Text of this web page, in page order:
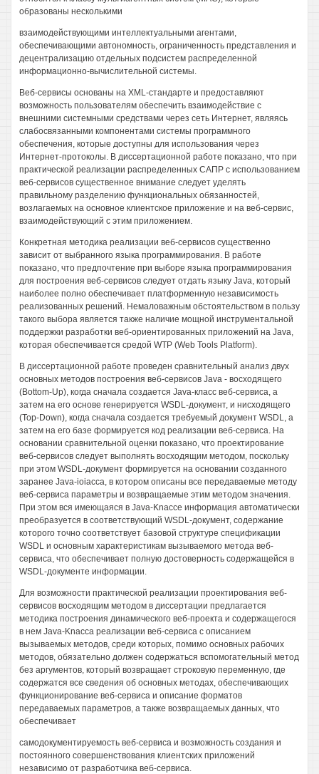
образованы несколькими
взаимодействующими интеллектуальными агентами,
обеспечивающими автономность, ограниченность представления и
децентрализацию отдельных подсистем распределенной
информационно-вычислительной системы.
Веб-сервисы основаны на XML-стандарте и предоставляют
возможность пользователям обеспечить взаимодействие с
внешними системными средствами через сеть Интернет, являясь
слабосвязанными компонентами системы программного
обеспечения, которые доступны для использования через
Интернет-протоколы. В диссертационной работе показано, что при
практической реализации распределенных САПР с использованием
веб-сервисов существенное внимание следует уделять
правильному разделению функциональных обязанностей,
возлагаемых на основное клиентское приложение и на веб-сервис,
взаимодействующий с этим приложением.
Конкретная методика реализации веб-сервисов существенно
зависит от выбранного языка программирования. В работе
показано, что предпочтение при выборе языка программирования
для построения веб-сервисов следует отдать языку Java, который
наиболее полно обеспечивает платформенную независимость
реализованных решений. Немаловажным обстоятельством в пользу
такого выбора является также наличие мощной инструментальной
поддержки разработки веб-ориентированных приложений на Java,
которая обеспечивается средой WTP (Web Tools Platform).
В диссертационной работе проведен сравнительный анализ двух
основных методов построения веб-сервисов Java - восходящего
(Bottom-Up), когда сначала создается Java-класс веб-сервиса, а
затем на его основе генерируется WSDL-документ, и нисходящего
(Top-Down), когда сначала создается требуемый документ WSDL, а
затем на его базе формируется код реализации веб-сервиса. На
основании сравнительной оценки показано, что проектирование
веб-сервисов следует выполнять восходящим методом, поскольку
при этом WSDL-документ формируется на основании созданного
заранее Java-ioiacca, в котором описаны все передаваемые методу
веб-сервиса параметры и возвращаемые этим методом значения.
При этом вся имеющаяся в Java-Knacce информация автоматически
преобразуется в соответствующий WSDL-документ, содержание
которого точно соответствует базовой структуре спецификации
WSDL и основным характеристикам вызываемого метода веб-
сервиса, что обеспечивает полную достоверность содержащейся в
WSDL-документе информации.
Для возможности практической реализации проектирования веб-
сервисов восходящим методом в диссертации предлагается
методика построения динамического веб-проекта и содержащегося
в нем Java-Knacca реализации веб-сервиса с описанием
вызываемых методов, среди которых, помимо основных рабочих
методов, обязательно должен содержаться вспомогательный метод
без аргументов, который возвращает строковую переменную, где
содержатся все сведения об основных методах, обеспечивающих
функционирование веб-сервиса и описание форматов
передаваемых параметров, а также возвращаемых данных, что
обеспечивает
самодокументируемость веб-сервиса и возможность создания и
постоянного совершенствования клиентских приложений
независимо от разработчика веб-сервиса.